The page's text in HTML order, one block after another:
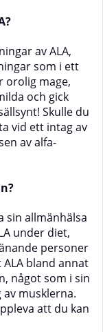
av ALA,
som i ett
orolig mage,
och gick
Skulle du
vid ett intag av
av alfa-
sin allmänhälsa
under diet,
personer
ALA bland annat
något som i sin
musklerna.
att du kan